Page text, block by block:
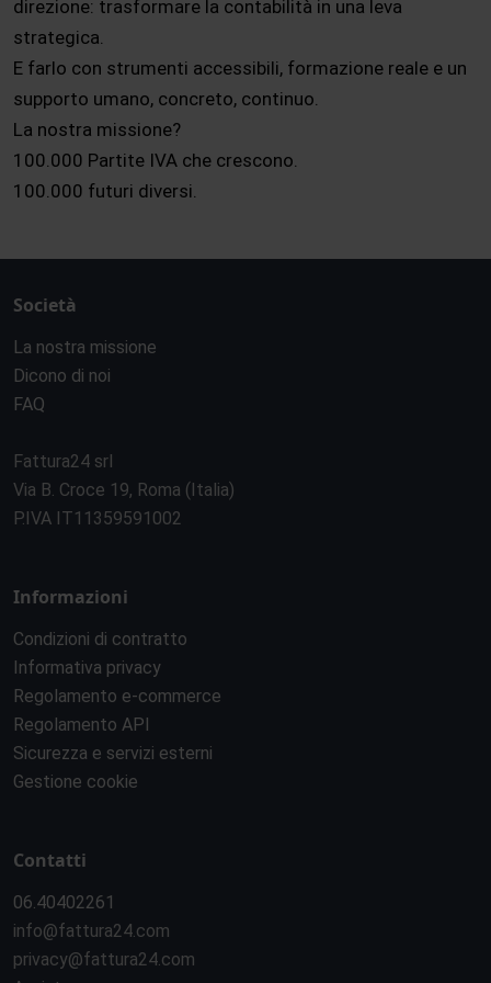
direzione: trasformare la contabilità in una leva
strategica.
E farlo con strumenti accessibili, formazione reale e un
supporto umano, concreto, continuo.
La nostra missione?
100.000 Partite IVA che crescono.
100.000 futuri diversi.
Società
La nostra missione
Dicono di noi
FAQ
Fattura24 srl
Via B. Croce 19, Roma (Italia)
P.IVA IT11359591002
Informazioni
Condizioni di contratto
Informativa privacy
Regolamento e-commerce
Regolamento API
Sicurezza e servizi esterni
Gestione cookie
Contatti
06.40402261
info@fattura24.com
privacy@fattura24.com